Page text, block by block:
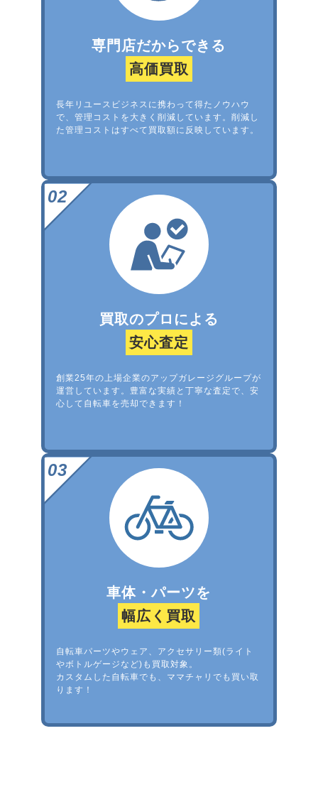
専門店だからできる
高価買取
長年リユースビジネスに携わって得たノウハウ
で、管理コストを大きく削減しています。削減し
た管理コストはすべて買取額に反映しています。
買取のプロによる
安心査定
創業25年の上場企業のアップガレージグループが
運営しています。豊富な実績と丁寧な査定で、安
心して自転車を売却できます！
車体・パーツを
幅広く買取
自転車パーツやウェア、アクセサリー類(ライト
やボトルゲージなど)も買取対象。
カスタムした自転車でも、ママチャリでも買い取
ります！